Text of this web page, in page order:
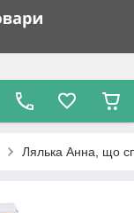
Лялька Анна, що